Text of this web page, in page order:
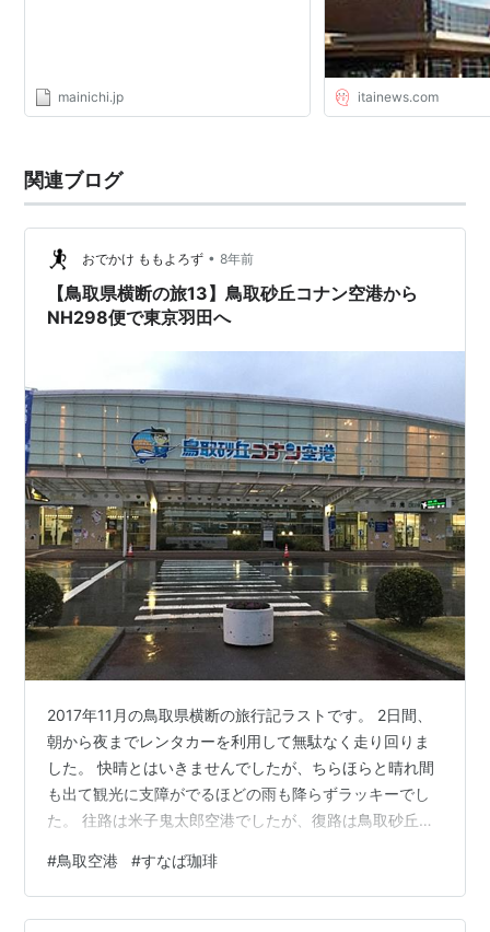
mainichi.jp itainews.com
関連ブログ
おでかけ ももよろず • 8年前
【鳥取県横断の旅13】鳥取砂丘コナン空港から
NH298便で東京羽田へ
2017年11月の鳥取県横断の旅行記ラストです。 2日間、
朝から夜までレンタカーを利用して無駄なく走り回りま
した。 快晴とはいきませんでしたが、ちらほらと晴れ間
も出て観光に支障がでるほどの雨も降らずラッキーでし
た。 往路は米子鬼太郎空港でしたが、復路は鳥取砂丘コ
#鳥取空港 #すなば珈琲